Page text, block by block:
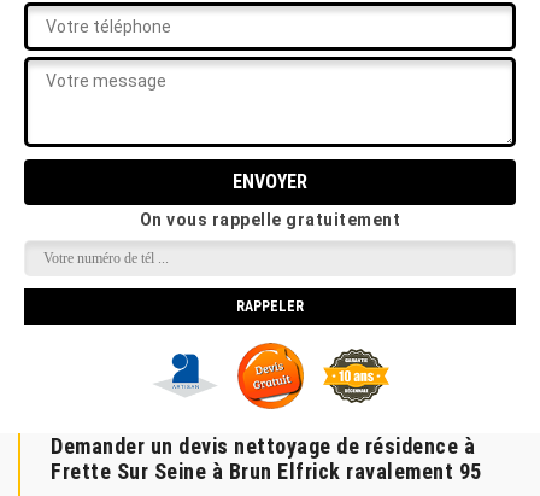
On vous rappelle gratuitement
Demander un devis nettoyage de résidence à
Frette Sur Seine à Brun Elfrick ravalement 95